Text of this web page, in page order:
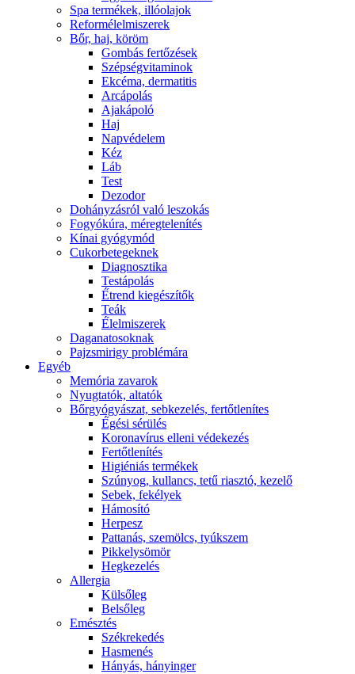
Spa termékek, illóolajok
Reformélelmiszerek
Bőr, haj, köröm
Gombás fertőzések
Szépségvitaminok
Ekcéma, dermatitis
Arcápolás
Ajakápoló
Haj
Napvédelem
Kéz
Láb
Test
Dezodor
Dohányzásról való leszokás
Fogyókúra, méregtelenítés
Kínai gyógymód
Cukorbetegeknek
Diagnosztika
Testápolás
É́trend kiegészítők
Teák
É́lelmiszerek
Daganatosoknak
Pajzsmirigy problémára
Egyéb
Memória zavarok
Nyugtatók, altatók
Bőrgyógyászat, sebkezelés, fertőtlenítes
É́gési sérülés
Koronavírus elleni védekezés
Fertőtlenítés
Higiéniás termékek
Szúnyog, kullancs, tetű riasztó, kezelő
Sebek, fekélyek
Hámosító
Herpesz
Pattanás, szemölcs, tyúkszem
Pikkelysömör
Hegkezelés
Allergia
Külsőleg
Belsőleg
Emésztés
Székrekedés
Hasmenés
Hányás, hányinger